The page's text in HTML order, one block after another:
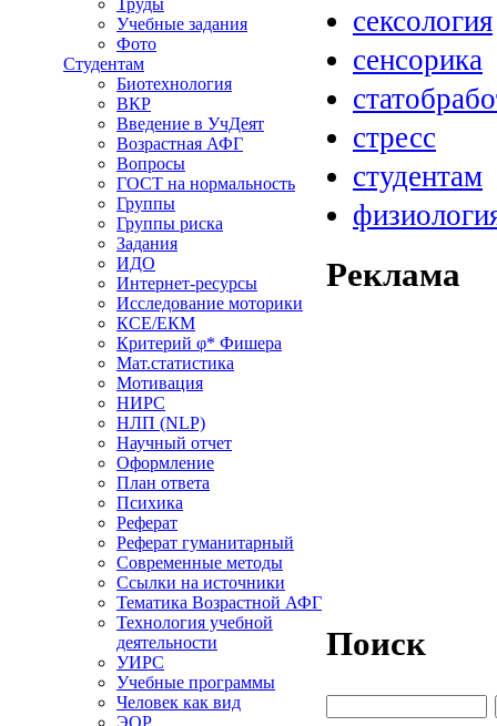
Учебные задания
Фото
Студентам
Биотехнология
ВКР
Введение в УчДеят
Возрастная АФГ
Вопросы
ГОСТ на нормальность
Группы
Группы риска
Задания
ИДО
Интернет-ресурсы
Исследование моторики
КСЕ/ЕКМ
Критерий φ* Фишера
Мат.статистика
Мотивация
НИРС
НЛП (NLP)
Научный отчет
Оформление
План ответа
Психика
Реферат
Реферат гуманитарный
Современные методы
Ссылки на источники
Тематика Возрастной АФГ
Технология учебной
деятельности
УИРС
Учебные программы
Человек как вид
ЭОР
сексология
сенсорика
стресс
студентам
Реклама
Поиск
Поиск